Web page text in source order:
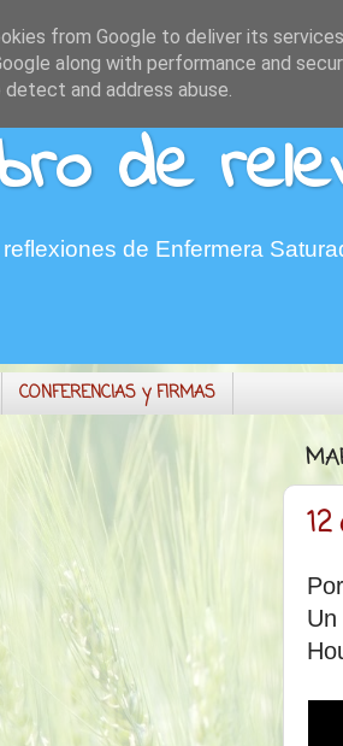
de
de Enfermera
CONFERENCIAS y FIRMAS
from Google to deliver its
along with performance and
and address abuse.